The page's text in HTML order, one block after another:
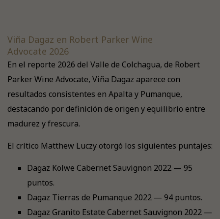
Viña Dagaz en Robert Parker Wine
Advocate 2026
En el reporte 2026 del Valle de Colchagua, de Robert
Parker Wine Advocate, Viña Dagaz aparece con
resultados consistentes en Apalta y Pumanque,
destacando por definición de origen y equilibrio entre
madurez y frescura.
El crítico Matthew Luczy otorgó los siguientes puntajes:
Dagaz Kolwe Cabernet Sauvignon 2022 — 95
puntos.
Dagaz Tierras de Pumanque 2022 — 94 puntos.
Dagaz Granito Estate Cabernet Sauvignon 2022 —